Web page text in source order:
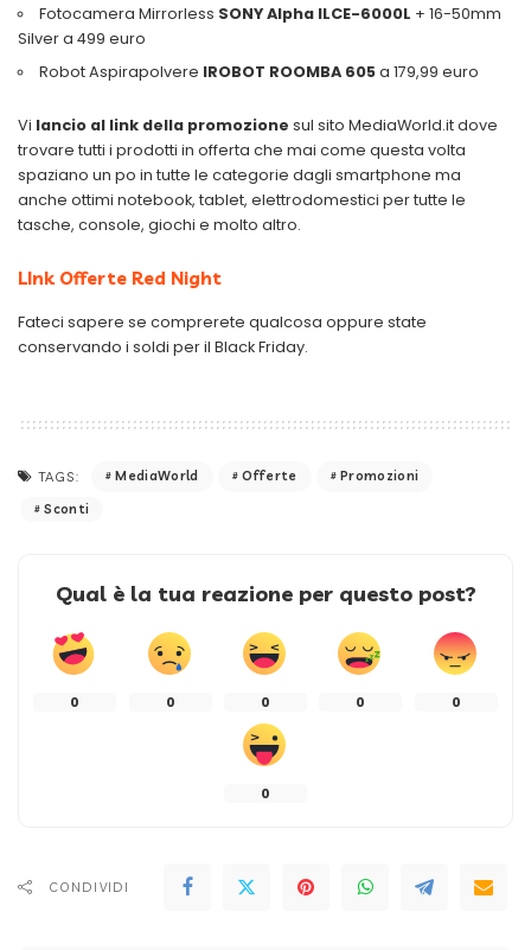
Fotocamera Mirrorless SONY Alpha ILCE-6000L + 16-50mm
Silver a 499 euro
Robot Aspirapolvere IROBOT ROOMBA 605a 179,99 euro
Vi lancio al link della promozione sul sito MediaWorld.it dove
trovare tutti i prodotti in offerta che mai come questa volta
spaziano un po in tutte le categorie dagli smartphone ma
anche ottimi notebook, tablet, elettrodomestici per tutte le
tasche, console, giochi e molto altro.
LInk Offerte Red Night
Fateci sapere se comprerete qualcosa oppure state
conservando i soldi per il Black Friday.
TAGS: MediaWorld Offerte
Promozioni
Sconti
Qual è la tua reazione per questo post?
0 0 0 0 0
0
CONDIVIDI